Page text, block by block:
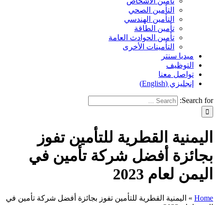
التأمين الصحي
التأمين الهندسي
تأمين الطاقة
تأمين الحوادث العامة
التأمينات الأخرى
ميديا سنتر
التوظيف
تواصل معنا
إنجليزي (English)
Search for:
اليمنية القطرية للتأمين تفوز
بجائزة أفضل شركة تأمين في
اليمن لعام 2023
Home
» اليمنية القطرية للتأمين تفوز بجائزة أفضل شركة تأمين في